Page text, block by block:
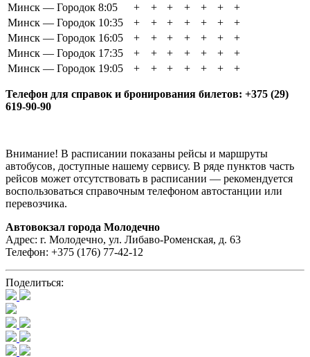
Минск — Городок 8:05 + + + + + +
+
Минск — Городок 10:35 + + + + + +
+
Минск — Городок 16:05 + + + + + +
+
Минск — Городок 17:35 + + + + + +
+
Минск — Городок 19:05 + + + + + + +
Телефон для справок и бронирования билетов: +375 (29)
619-90-90
Внимание! В расписании показаны рейсы и маршруты
автобусов, доступные нашему сервису. В ряде пунктов часть
рейсов может отсутствовать в расписании — рекомендуется
воспользоваться справочным телефоном автостанции или
перевозчика.
Автовокзал города Молодечно
Адрес: г. Молодечно, ул. Либаво-Роменская, д. 63
Телефон: +375 (176) 77-42-12
Поделиться: